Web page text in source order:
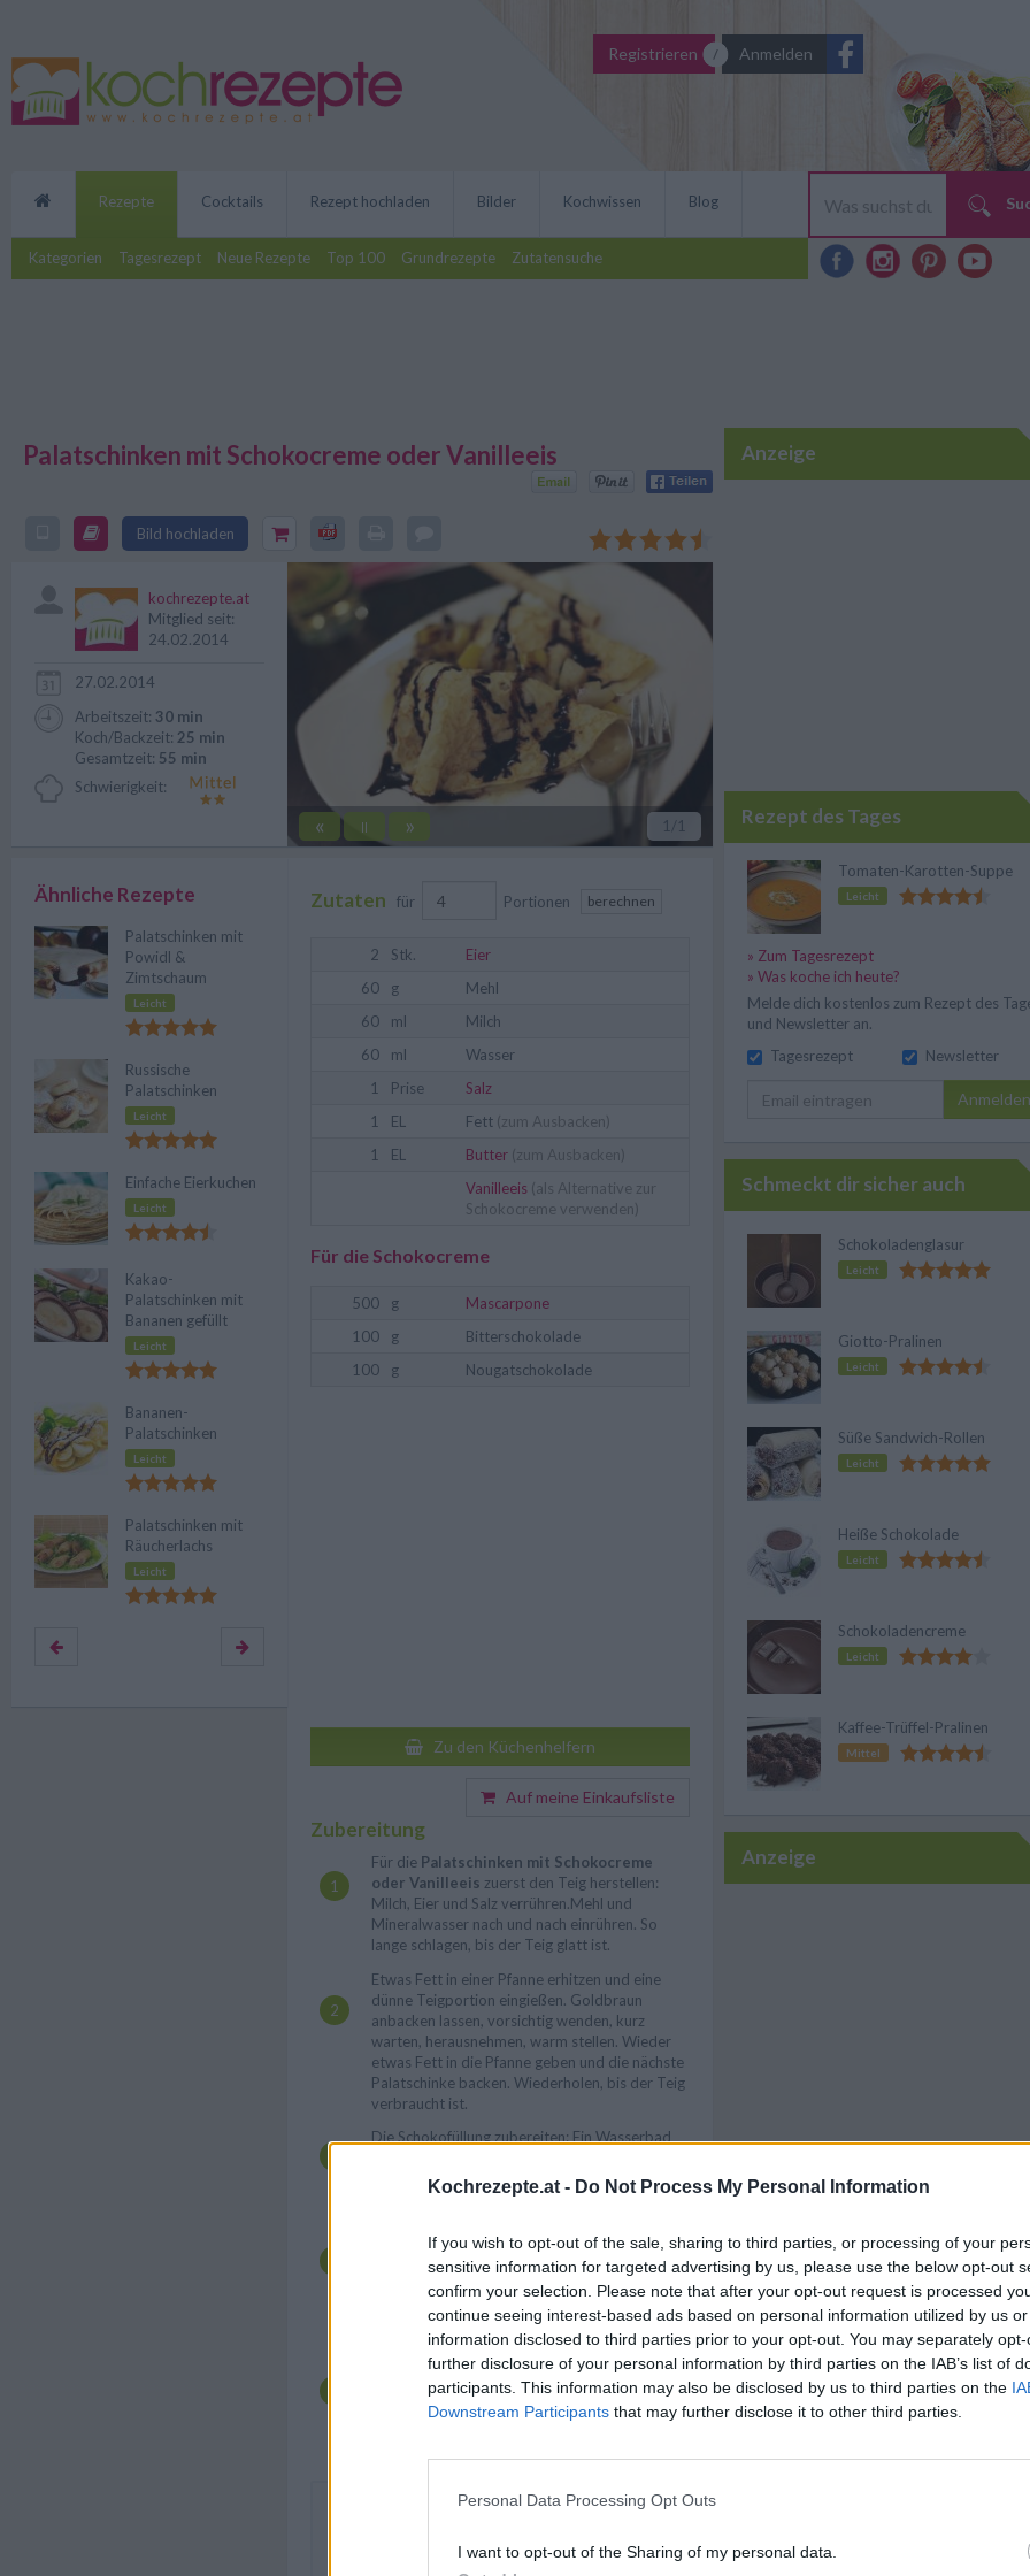
Kochrezepte.at - Do Not Process My Personal Information
If you wish to opt-out of the sale, sharing to third parties, or processing of your
sensitive information for targeted advertising by us, please use the below opt-out
confirm your selection. Please note that after your opt-out request is processed
continue seeing interest-based ads based on personal information utilized by us
information disclosed to third parties prior to your opt-out. You may separately
further disclosure of your personal information by third parties on the IAB’s list of
participants. This information may also be disclosed by us to third parties on the
Downstream Participants that may further disclose it to other third parties.
Personal Data Processing Opt Outs
I want to opt-out of the Sharing of my personal data.
Registrieren Anmelden
Rezepte
Kategorien Tagesrezept Neue Rezepte Top 100 Grundrezepte Zutatensuche
Cocktails Rezept hochladen Bilder Kochwissen Blog
Palatschinken mit Schokocreme oder Vanilleeis
Bild hochladen
Man muss ja nicht jeder Versuchung widerstehen! Leckeres
Rezept für Palatschinken mit Schokocreme oder Vanilleeis.
« || » 1 /1
kochrezepte.at
Mitglied seit:
24.02.2014
27.02.2014
Arbeitszeit: 30 min
Koch/Backzeit: 25 min
Gesamtzeit: 55 min
Schwierigkeit:
Zutaten für Portionen berechnen
2 Stk.
Eier
60
g
Mehl
60
ml
Milch
60
ml
Wasser
1
Prise
Salz
1
EL Fett (zum Ausbacken)
1
EL Butter (zum Ausbacken)
Vanilleeis (als Alternative zur
Schokocreme verwenden)
Für die Schokocreme
500 g
Mascarpone
100
g
Bitterschokolade
100
g Nougatschokolade
Zu den Küchenhelfern
Auf meine Einkaufsliste
Zubereitung
Für die Palatschinken mit Schokocreme
oder Vanilleeis zuerst den Teig herstellen:
Milch, Eier und Salz verrühren.Mehl und
Mineralwasser nach und nach einrühren. So
lange schlagen, bis der Teig glatt ist.
Etwas Fett in einer Pfanne erhitzen und eine
dünne Teigportion eingießen. Goldbraun
anbacken lassen, vorsichtig wenden, kurz
warten, herausnehmen, warm stellen. Wieder
etwas Fett in die Pfanne geben und die nächste
Palatschinke backen. Wiederholen, bis der Teig
verbraucht ist.
Die Schokofüllung zubereiten: Ein Wasserbad
Nougatschokolade über dem Wasserdampf
langsam schmelzen, dabei mehrmals umrühren.
Die geschmolzene Schokolade zur Seite stellen
und kurz abkühlen lassen. Die Hälfte der
Mascarpone in eine Schüssel geben, die
geschmolzene Schokolade zufügen und zu einer
glatten Masse verrühren. Die übrige
Mascarpone unterheben.
Die Palatschinken mit der Schokocreme
bestreichen und aufrollen. Statt mit
Schokocreme wahlweise mit Vanilleeis füllen
Die Palatschinken mit Schokocreme oder
karamellisierten Nüssen garnieren und mit
Ähnliche Rezepte
Palatschinken mit
Powidl &
Zimtschaum
Leicht
Russische
Palatschinken
Leicht
Einfache Eierkuchen
Leicht
Kakao-
Palatschinken mit
Bananen gefüllt
Leicht
Bananen-
Palatschinken
Leicht
Palatschinken mit
Räucherlachs
Leicht
Anzeige
Rezept des Tages
Tomaten-Karotten-Suppe
Leicht
» Zum Tagesrezept
» Was koche ich heute?
Melde dich kostenlos zum Rezept des
und Newsletter an.
Tagesrezept
Newsletter
Anmelden
Schmeckt dir sicher auch
Schokoladenglasur
Leicht
Giotto-Pralinen
Leicht
Süße Sandwich-Rollen
Leicht
Heiße Schokolade
Leicht
Schokoladencreme
Leicht
Kaffee-Trüffel-Pralinen
Mittel
Anzeige
Artikelempfehlung